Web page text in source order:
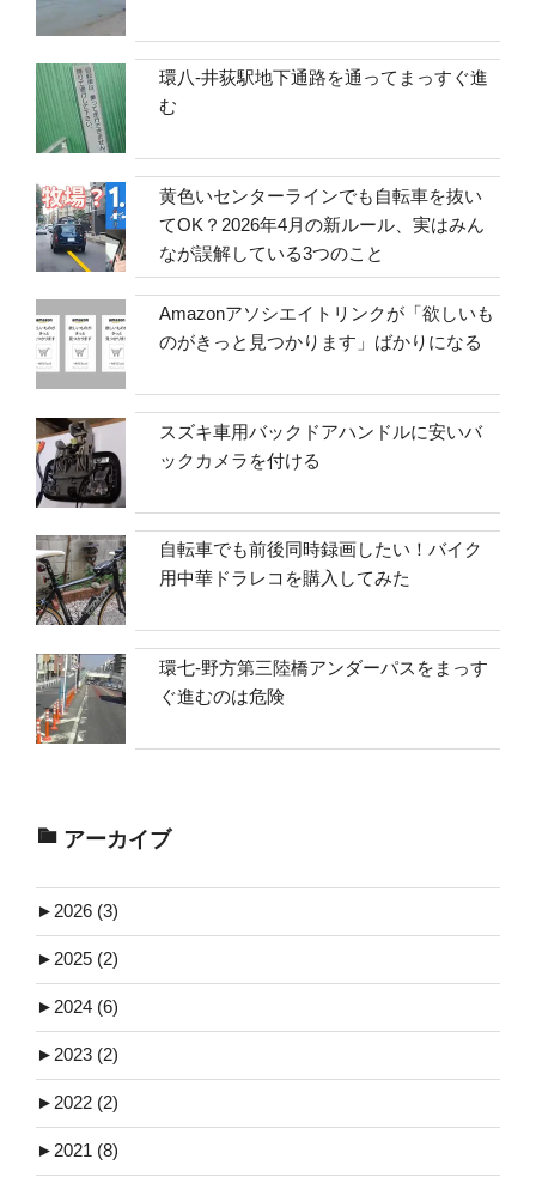
環八-井荻駅地下通路を通ってまっすぐ進
む
黄色いセンターラインでも自転車を抜い
てOK？2026年4月の新ルール、実はみん
なが誤解している3つのこと
Amazonアソシエイトリンクが「欲しいも
のがきっと見つかります」ばかりになる
スズキ車用バックドアハンドルに安いバ
ックカメラを付ける
自転車でも前後同時録画したい！バイク
用中華ドラレコを購入してみた
環七-野方第三陸橋アンダーパスをまっす
ぐ進むのは危険
アーカイブ
► 2026 (3)
► 2025 (2)
► 2024 (6)
► 2023 (2)
► 2022 (2)
► 2021 (8)